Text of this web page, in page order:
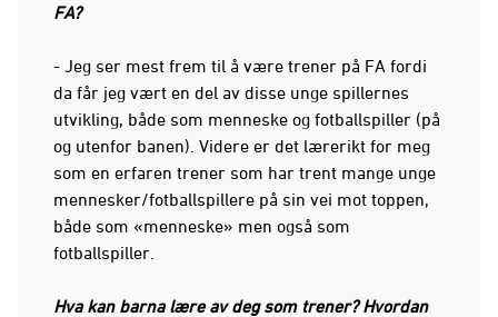
FA?
- Jeg ser mest frem til å være trener på FA fordi
da får jeg vært en del av disse unge spillernes
utvikling, både som menneske og fotballspiller (på
og utenfor banen). Videre er det lærerikt for meg
som en erfaren trener som har trent mange unge
mennesker/fotballspillere på sin vei mot toppen,
både som «menneske» men også som
fotballspiller.
Hva kan barna lære av deg som trener? Hvordan